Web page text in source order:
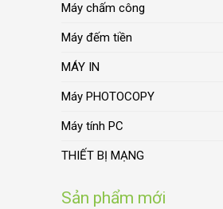
Máy chấm công
Máy đếm tiền
MÁY IN
Máy PHOTOCOPY
Máy tính PC
THIẾT BỊ MẠNG
Sản phẩm mới